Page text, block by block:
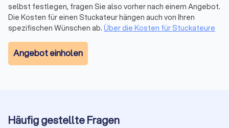
selbst festlegen, fragen Sie also vorher nach einem Angebot.
Die Kosten für einen Stuckateur hängen auch von Ihren
spezifischen Wünschen ab. Über die Kosten für Stuckateure
Angebot einholen
Häufig gestellte Fragen